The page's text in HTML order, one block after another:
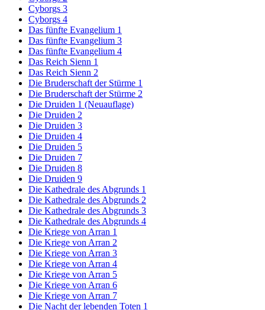
Cyborgs 3
Cyborgs 4
Das fünfte Evangelium 1
Das fünfte Evangelium 3
Das fünfte Evangelium 4
Das Reich Sienn 1
Das Reich Sienn 2
Die Bruderschaft der Stürme 1
Die Bruderschaft der Stürme 2
Die Druiden 1 (Neuauflage)
Die Druiden 2
Die Druiden 3
Die Druiden 4
Die Druiden 5
Die Druiden 7
Die Druiden 8
Die Druiden 9
Die Kathedrale des Abgrunds 1
Die Kathedrale des Abgrunds 2
Die Kathedrale des Abgrunds 3
Die Kathedrale des Abgrunds 4
Die Kriege von Arran 1
Die Kriege von Arran 2
Die Kriege von Arran 3
Die Kriege von Arran 4
Die Kriege von Arran 5
Die Kriege von Arran 6
Die Kriege von Arran 7
Die Nacht der lebenden Toten 1